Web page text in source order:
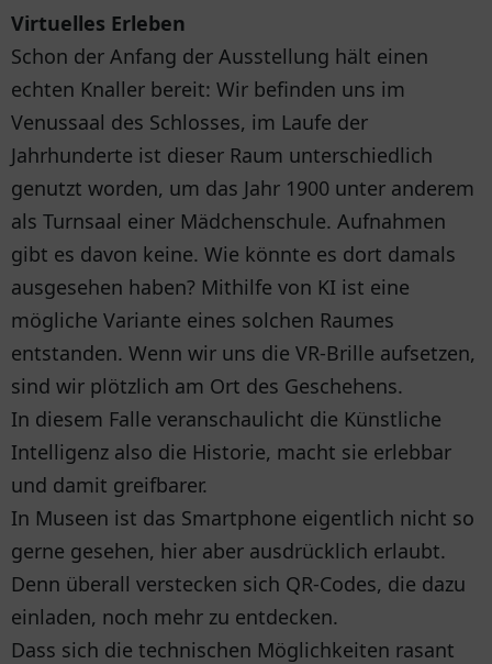
Virtuelles Erleben
Schon der Anfang der Ausstellung hält einen
echten Knaller bereit: Wir befinden uns im
Venussaal des Schlosses, im Laufe der
Jahrhunderte ist dieser Raum unterschiedlich
genutzt worden, um das Jahr 1900 unter anderem
als Turnsaal einer Mädchenschule. Aufnahmen
gibt es davon keine. Wie könnte es dort damals
ausgesehen haben? Mithilfe von KI ist eine
mögliche Variante eines solchen Raumes
entstanden. Wenn wir uns die VR-Brille aufsetzen,
sind wir plötzlich am Ort des Geschehens.
In diesem Falle veranschaulicht die Künstliche
Intelligenz also die Historie, macht sie erlebbar
und damit greifbarer.
In Museen ist das Smartphone eigentlich nicht so
gerne gesehen, hier aber ausdrücklich erlaubt.
Denn überall verstecken sich QR-Codes, die dazu
einladen, noch mehr zu entdecken.
Dass sich die technischen Möglichkeiten rasant